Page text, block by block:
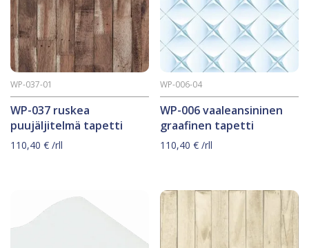
WP-037 ruskea
puujäljitelmä tapetti
WP-037-01
110,40 € /rll
WP-006 vaaleansininen
graafinen tapetti
WP-006-04
110,40€ /rll